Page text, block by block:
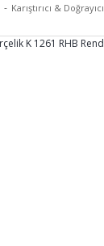
Karıştırıcı & Doğrayıcı